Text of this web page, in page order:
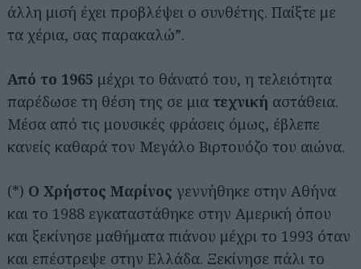
άλλη μισή έχει προβλέψει ο συνθέτης. Παίξτε με
τα χέρια, σας παρακαλώ”.
Από το 1965 μέχρι το θάνατό του, η τελειότητα
παρέδωσε τη θέση της σε μια τεχνική αστάθεια.
Μέσα από τις μουσικές φράσεις όμως, έβλεπε
κανείς καθαρά τον Μεγάλο Βιρτουόζο του αιώνα.
(*) Ο Χρήστος Μαρίνος γεννήθηκε στην Αθήνα
και το 1988 εγκαταστάθηκε στην Αμερική όπου
και ξεκίνησε μαθήματα πιάνου μέχρι το 1993 όταν
και επέστρεψε στην Ελλάδα. Ξεκίνησε πάλι το